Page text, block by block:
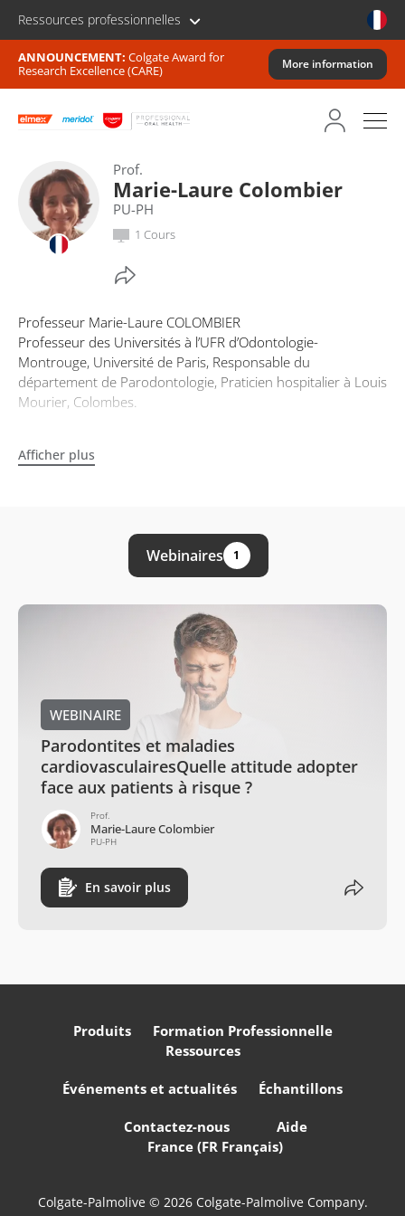
Ressources professionnelles
ANNOUNCEMENT: Colgate Award for
Research Excellence (CARE)
More information
Prof.
Marie-Laure Colombier
PU-PH
1 Cours
Professeur Marie-Laure COLOMBIER
Professeur des Universités à l’UFR d’Odontologie-
Montrouge, Université de Paris, Responsable du
département de Parodontologie, Praticien hospitalier à Louis
Mourier, Colombes.
Afficher plus
Webinaires 1
WEBINAIRE
Parodontites et maladies
cardiovasculairesQuelle attitude adopter
face aux patients à risque ?
Prof.
Marie-Laure Colombier
PU-PH
En savoir plus
Produits
Formation Professionnelle
Ressources
Événements et actualités Échantillons
Contactez-nous
Aide
France (FR Français)
Colgate-Palmolive © 2026 Colgate-Palmolive Company.